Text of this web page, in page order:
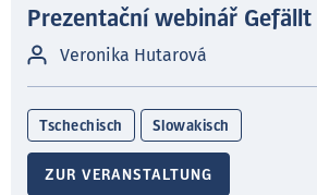
Prezentační webinář
Veronika Hutarová
Tschechisch Slowakisch
ZUR VERANSTALTUNG